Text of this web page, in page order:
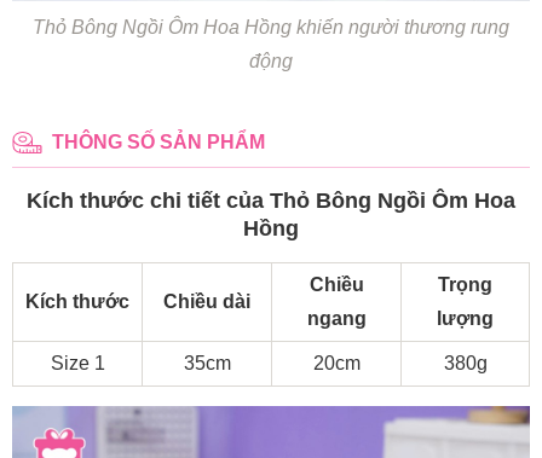
Thỏ Bông Ngồi Ôm Hoa Hồng khiến người thương rung
động
THÔNG SỐ SẢN PHẨM
Kích thước chi tiết của Thỏ Bông Ngồi Ôm Hoa
Hồng
Kích thước Chiều dài
Chiều
ngang
Trọng
lượng
Size 1 35cm 20cm 380g